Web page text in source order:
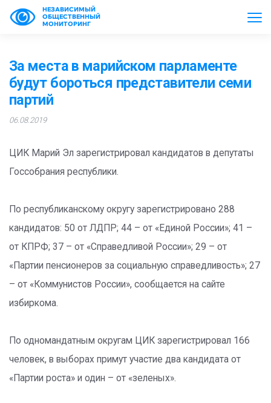
НЕЗАВИСИМЫЙ
ОБЩЕСТВЕННЫЙ
МОНИТОРИНГ
За места в марийском парламенте
будут бороться представители семи
партий
06.08.2019
ЦИК Марий Эл зарегистрировал кандидатов в депутаты
Госсобрания республики.
По республиканскому округу зарегистрировано 288
кандидатов: 50 от ЛДПР; 44 – от «Единой России»; 41 –
от КПРФ; 37 – от «Справедливой России»; 29 – от
«Партии пенсионеров за социальную справедливость»; 27
– от «Коммунистов России», сообщается на сайте
избиркома.
По одномандатным округам ЦИК зарегистрировал 166
человек, в выборах примут участие два кандидата от
«Партии роста» и один – от «зеленых».